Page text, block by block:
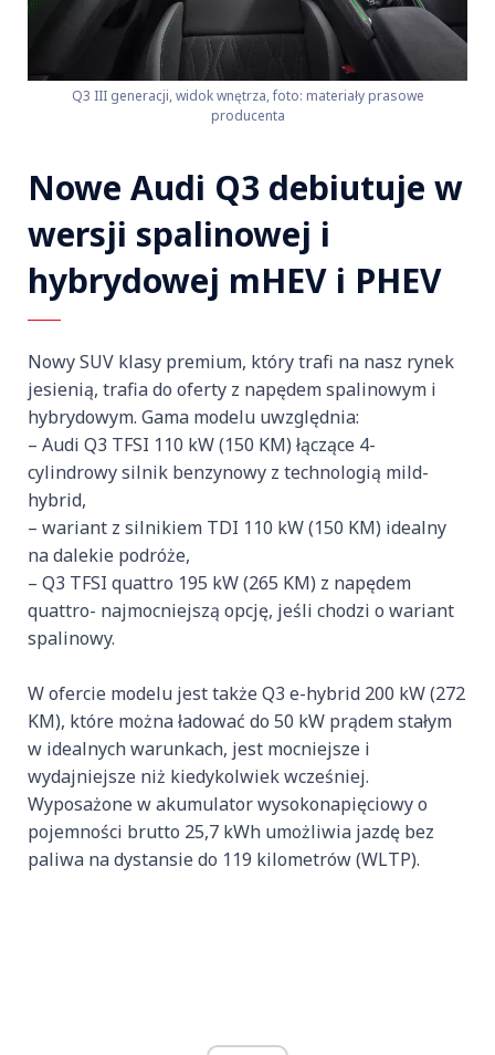
Q3 III generacji, widok wnętrza, foto: materiały prasowe
producenta
Nowe Audi Q3 debiutuje w
wersji spalinowej i
hybrydowej mHEV i PHEV
Nowy SUV klasy premium, który trafi na nasz rynek
jesienią, trafia do oferty z napędem spalinowym i
hybrydowym. Gama modelu uwzględnia:
– Audi Q3 TFSI 110 kW (150 KM) łączące 4-
cylindrowy silnik benzynowy z technologią mild-
hybrid,
– wariant z silnikiem TDI 110 kW (150 KM) idealny
na dalekie podróże,
– Q3 TFSI quattro 195 kW (265 KM) z napędem
quattro- najmocniejszą opcję, jeśli chodzi o wariant
spalinowy.
W ofercie modelu jest także Q3 e-hybrid 200 kW (272
KM), które można ładować do 50 kW prądem stałym
w idealnych warunkach, jest mocniejsze i
wydajniejsze niż kiedykolwiek wcześniej.
Wyposażone w akumulator wysokonapięciowy o
pojemności brutto 25,7 kWh umożliwia jazdę bez
paliwa na dystansie do 119 kilometrów (WLTP).